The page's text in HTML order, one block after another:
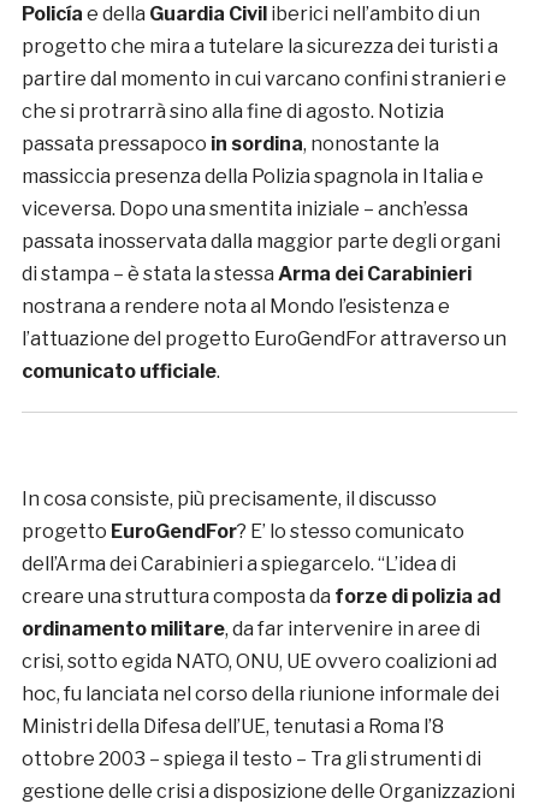
Policía e della Guardia Civiliberici nell’ambito di un
progetto che mira a tutelare la sicurezza dei turisti a
partire dal momento in cui varcano confini stranieri e
che si protrarrà sino alla fine di agosto. Notizia
passata pressapoco in sordina, nonostante la
massiccia presenza della Polizia spagnola in Italia e
viceversa. Dopo una smentita iniziale – anch’essa
passata inosservata dalla maggior parte degli organi
di stampa – è stata la stessa Arma dei Carabinieri
nostrana a rendere nota al Mondo l’esistenza e
l’attuazione del progetto EuroGendFor attraverso un
comunicato ufficiale.
In cosa consiste, più precisamente, il discusso
progetto EuroGendFor? E’ lo stesso comunicato
dell’Arma dei Carabinieri a spiegarcelo. “L’idea di
creare una struttura composta da forze di polizia ad
ordinamento militare, da far intervenire in aree di
crisi, sotto egida NATO, ONU, UE ovvero coalizioni ad
hoc, fu lanciata nel corso della riunione informale dei
Ministri della Difesa dell’UE, tenutasi a Roma l’8
ottobre 2003 – spiega il testo – Tra gli strumenti di
gestione delle crisi a disposizione delle Organizzazioni